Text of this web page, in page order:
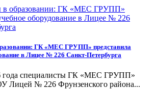
ГК «МЕС ГРУПП» представила
в Лицее № 226 Санкт-Петербурга
года специалисты ГК «МЕС ГРУПП»
Лицей № 226 Фрунзенского района...